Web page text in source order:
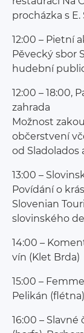
procházka s
12:00 – Pietní
Pěvecký sbor
hudební
12:00 – 18:00,
zahrada
Možnost
občerstvení
od Sladolados
13:00 –
Povídání o
Slovenian
slovinského
14:00 –
vín (Klet Brda)
15:00 –
Pelikán
16:00 – Slavné